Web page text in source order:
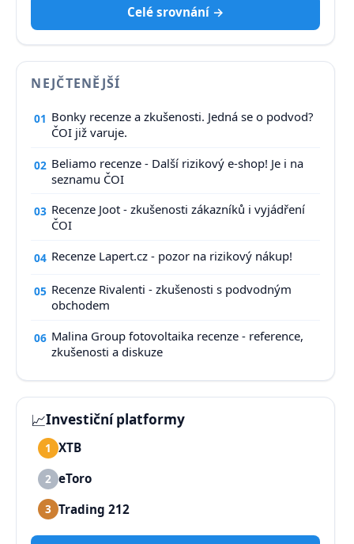
Celé srovnání →
NEJČTENĚJŠÍ
01 Bonky recenze a zkušenosti. Jedná se o podvod?
ČOI již varuje.
02 Beliamo recenze - Další rizikový e-shop! Je i na
seznamu ČOI
03 Recenze Joot - zkušenosti zákazníků i vyjádření
ČOI
04 Recenze Lapert.cz - pozor na rizikový nákup!
05 Recenze Rivalenti - zkušenosti s podvodným
obchodem
06 Malina Group fotovoltaika recenze - reference,
zkušenosti a diskuze
📈Investiční platformy
1 XTB
2 eToro
3 Trading 212